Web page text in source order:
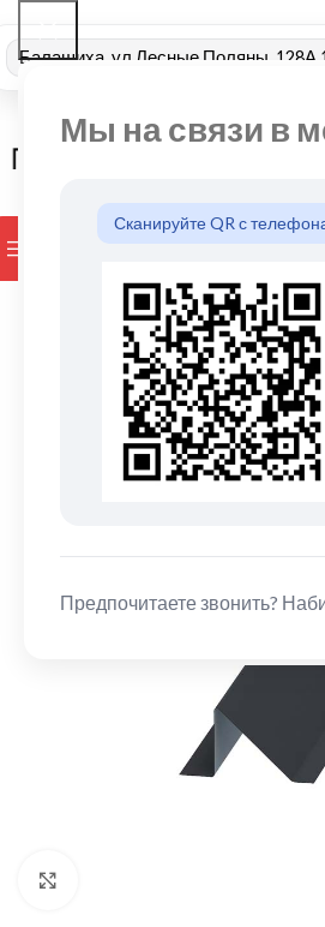
Мы на связи в
Сканируйте QR с
Предпочитаете звонить?
Балашиха, ул Лесные Поляны, 128А
ПРОСМОТР КАТЕГОРИЙ